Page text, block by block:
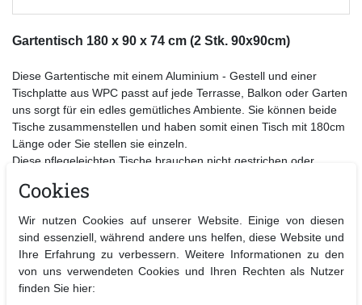
Gartentisch 180 x 90 x 74 cm (2 Stk. 90x90cm)
Diese Gartentische mit einem Aluminium - Gestell und einer
Tischplatte aus WPC passt auf jede Terrasse, Balkon oder Garten
uns sorgt für ein edles gemütliches Ambiente. Sie können beide
Tische zusammenstellen und haben somit einen Tisch mit 180cm
Länge oder Sie stellen sie einzeln.
Diese pflegeleichten Tische brauchen nicht gestrichen oder
bequem am Tisch zu sitzen.
Stand. Die Tischplatte wird aus Kunststoff/Holz gefertigt und sorgt
so für eine echte Holz-Optik.
Cookies
Wir nutzen Cookies auf unserer Website. Einige von diesen
sind essenziell, während andere uns helfen, diese Website und
Ihre Erfahrung zu verbessern. Weitere Informationen zu den
von uns verwendeten Cookies und Ihren Rechten als Nutzer
finden Sie hier: